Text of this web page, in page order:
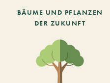
BÄUME UND PFLANZEN
DER ZUKUNFT